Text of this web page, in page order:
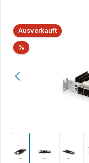
Bildergalerie überspringen
Ausverkauft
% Rabatt